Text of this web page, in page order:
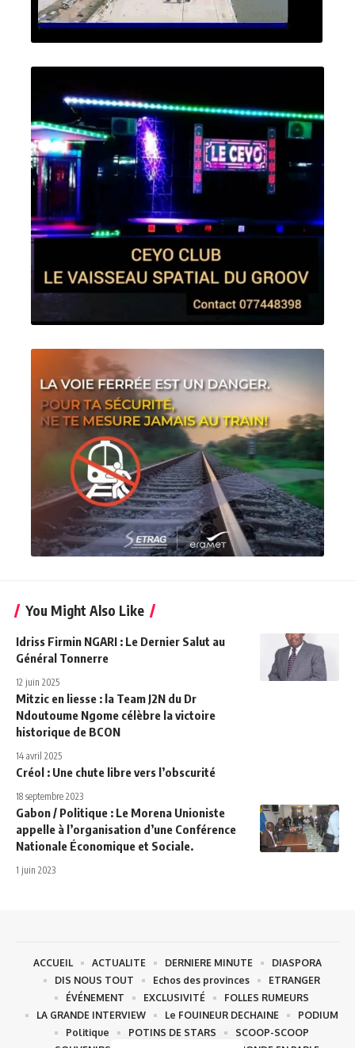
You Might Also Like
Idriss Firmin NGARI : Le Dernier Salut au
Général Tonnerre
12 juin 2025
​Mitzic en liesse : la Team J2N du Dr
Ndoutoume Ngome célèbre la victoire
historique de BCON​
14 avril 2025
Créol : Une chute libre vers l’obscurité
18 septembre 2023
Gabon / Politique : Le Morena Unioniste
appelle à l’organisation d’une Conférence
Nationale Économique et Sociale.
1 juin 2023
ACCUEIL ACTUALITE DERNIERE MINUTE
DIASPORA
DIS NOUS TOUT
Echos des provinces
ETRANGER
ÉVÉNEMENT
EXCLUSIVITÉ
FOLLES RUMEURS
LA GRANDE INTERVIEW
Le FOUINEUR DECHAINE
PODIUM
Politique
POTINS DE STARS
SCOOP-SCOOP